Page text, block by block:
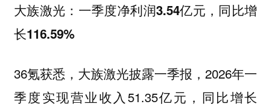
大族激光：一季度净利润3.54亿元，同比增
长116.59%
36氪获悉，大族激光披露一季报，2026年一
季度实现营业收入51.35亿元，同比增长